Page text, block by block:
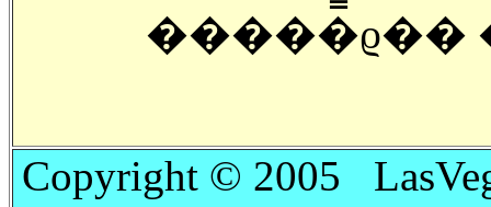
�����ϱ��
Copyright © 2005